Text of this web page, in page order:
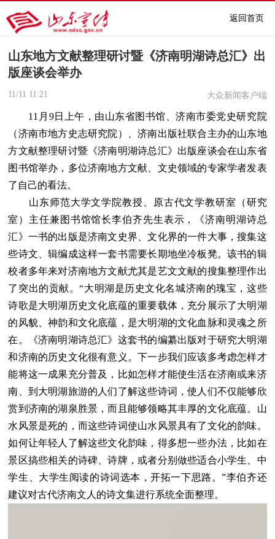
返回首页
山东地方文献整理研讨暨《济南明湖诗总汇》出
版座谈会举办
11/11 11:21 大众新闻客户端
11月9日上午，由山东省图书馆、济南市委党史研究院
（济南市地方史志研究院）、济南出版社联合主办的山东地
方文献整理研讨暨《济南明湖诗总汇》出版座谈会在山东省
图书馆举办，多位济南地方文献、文史领域的专家学者发表
了自己的看法。
山东师范大学文学院教授、原古代文学教研室（研究
室）主任兼图书馆馆长李伯齐先生表示，《济南明湖诗总
汇》一书的出版是济南文史界、文化界的一件大事，搜集这
些诗文、辑编成这样一套书需要长期地坐冷板凳。该书的辑
校者多年来对济南地方文献尤其是艺文文献的搜集整理作出
了突出的贡献。“大明湖是历史文化名城济南的瑰宝，这些
诗歌是大明湖历史文化底蕴的重要载体，充分展示了大明湖
的风貌、神韵和文化底蕴，是大明湖的文化血脉和灵魂之所
在。《济南明湖诗总汇》这套书的编纂出版对于研究大明湖
和济南的历史文化很有意义。下一步我们应该多考虑怎样才
能将这一成果充分普及，比如怎样才能使生活在济南或来济
南、到大明湖旅游的人们了解这些诗词，使人们不仅能够欣
赏到济南的湖泉胜景，而且能够领略其丰厚的文化底蕴。山
水风景是死的，而这些诗词使山水风景具有了文化的韵味。
如何让年轻人了解这些文化韵味，得多想一些办法，比如在
景区搞些相关的诗碑、诗牌，或者分别做些适合小学生、中
学生、大学生阅读的诗词选本，开拓一下思路。”李伯齐还
建议对古代济南文人的诗文集进行系统全面整理。